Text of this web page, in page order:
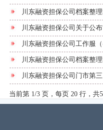
川东融资担保公司档案整
川东融资担保公司关于公
川东融资担保公司工作服
川东融资担保公司档案整
川东融资担保公司门市第
当前第 1/3 页，每页 20 行，共